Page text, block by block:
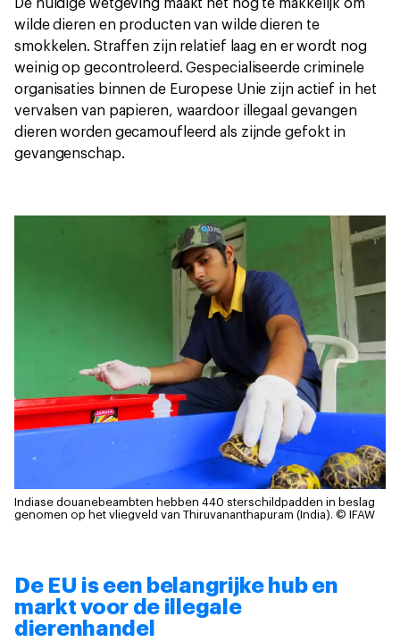
De huidige wetgeving maakt het nog te makkelijk om
wilde dieren en producten van wilde dieren te
smokkelen. Straffen zijn relatief laag en er wordt nog
weinig op gecontroleerd. Gespecialiseerde criminele
organisaties binnen de Europese Unie zijn actief in het
vervalsen van papieren, waardoor illegaal gevangen
dieren worden gecamoufleerd als zijnde gefokt in
gevangenschap.
Indiase douanebeambten hebben 440 sterschildpadden in beslag
genomen op het vliegveld van Thiruvananthapuram (India). © IFAW
De EU is een belangrijke hub en
markt voor de illegale
dierenhandel